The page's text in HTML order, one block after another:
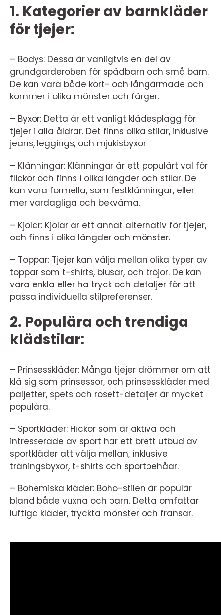
1. Kategorier av barnkläder
för tjejer:
– Bodys: Dessa är vanligtvis en del av
grundgarderoben för spädbarn och små barn.
De kan vara både kort- och långärmade och
kommer i olika mönster och färger.
– Byxor: Detta är ett vanligt klädesplagg för
tjejer i alla åldrar. Det finns olika stilar, inklusive
jeans, leggings, och mjukisbyxor.
– Klänningar: Klänningar är ett populärt val för
flickor och finns i olika längder och stilar. De
kan vara formella, som festklänningar, eller
mer vardagliga och bekväma.
– Kjolar: Kjolar är ett annat alternativ för tjejer,
och finns i olika längder och mönster.
– Toppar: Tjejer kan välja mellan olika typer av
toppar som t-shirts, blusar, och tröjor. De kan
vara enkla eller ha tryck och detaljer för att
passa individuella stilpreferenser.
2. Populära och trendiga
klädstilar:
– Prinsesskläder: Många tjejer drömmer om att
klä sig som prinsessor, och prinsesskläder med
paljetter, spets och rosett-detaljer är mycket
populära.
– Sportkläder: Flickor som är aktiva och
intresserade av sport har ett brett utbud av
sportkläder att välja mellan, inklusive
träningsbyxor, t-shirts och sportbehåar.
– Bohemiska kläder: Boho-stilen är populär
bland både vuxna och barn. Detta omfattar
luftiga kläder, tryckta mönster och fransar.